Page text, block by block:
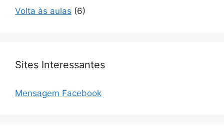
Volta às aulas (6)
Sites Interessantes
Mensagem Facebook